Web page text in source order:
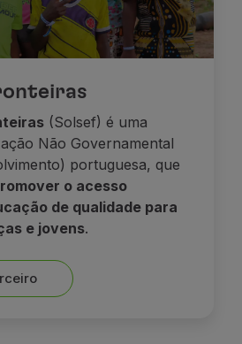
(Solsef) é uma
Não Governamental
portuguesa, que
o acesso
de qualidade para
e jovens.